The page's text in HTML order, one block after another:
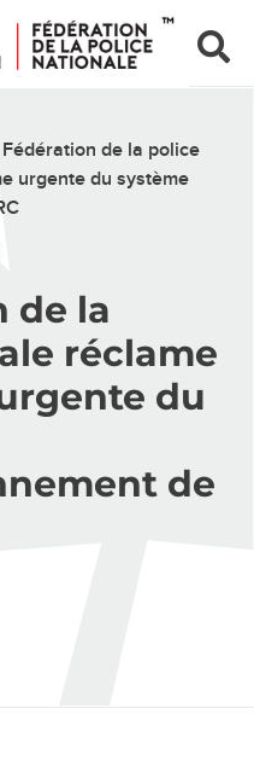
Fédération de la police
urgente du système
de la
réclame
du
de
onglet)
nouvel onglet)
un nouvel onglet)